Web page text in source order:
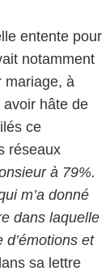
entente pour
notamment
mariage, à
avoir hâte de
ce
réseaux
à 79%.
m’a donné
dans laquelle
et
sa lettre